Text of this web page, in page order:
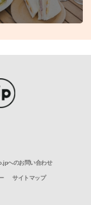
へのお問い合わせ
サイトマップ